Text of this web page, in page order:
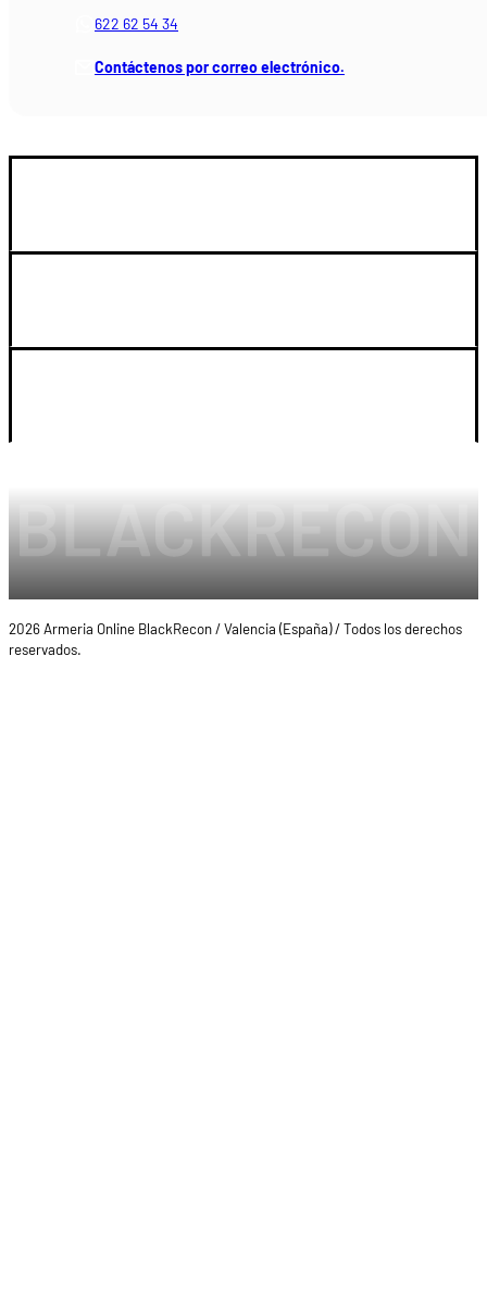
622 62 54 34
Contáctenos por correo electrónico.
2026 Armeria Online BlackRecon / Valencia (España) / Todos los derechos
reservados.